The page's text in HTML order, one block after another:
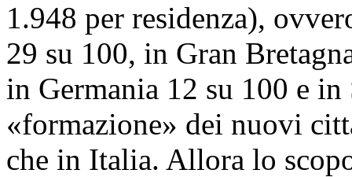
1.948 per residenza),
29 su 100, in Gran
in Germania 12 su 100 e
«formazione» dei nuovi
che in Italia. Allora lo